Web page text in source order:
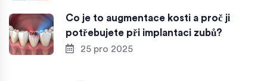
Co je to augmentace kosti a proč ji
potřebujete při implantaci zubů?
25 pro 2025